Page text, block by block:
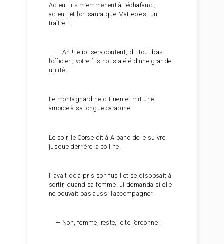
Adieu ! ils m’emmènent à l’échafaud ;
adieu ! et l’on saura que Matteo est un
traître !
— Ah ! le roi sera content, dit tout bas
l’officier ; votre fils nous a été d’une grande
utilité.
Le montagnard ne dit rien et mit une
amorce à sa longue carabine.
Le soir, le Corse dit à Albano de le suivre
jusque derrière la colline.
Il avait déjà pris son fusil et se disposait à
sortir, quand sa femme lui demanda si elle
ne pouvait pas aussi l’accompagner.
— Non, femme, reste, je te l’ordonne !